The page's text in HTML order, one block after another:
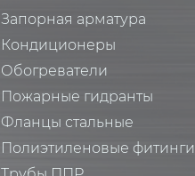
Запорная арматура
Кондиционеры
Обогреватели
Пожарные гидранты
Фланцы стальные
Полиэтиленовые фитинги